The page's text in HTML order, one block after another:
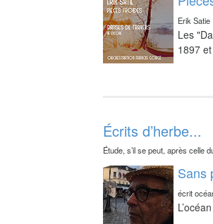
Erik Satie
Les
1897
Écrits d’herbe...
Étude, s’il se peut, après celle
Sans
écrit